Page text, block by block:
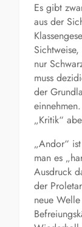
Es gibt
aus der
nur
muss
der
„Kritik“
„Andor“
man es
Ausdruck
der
neue